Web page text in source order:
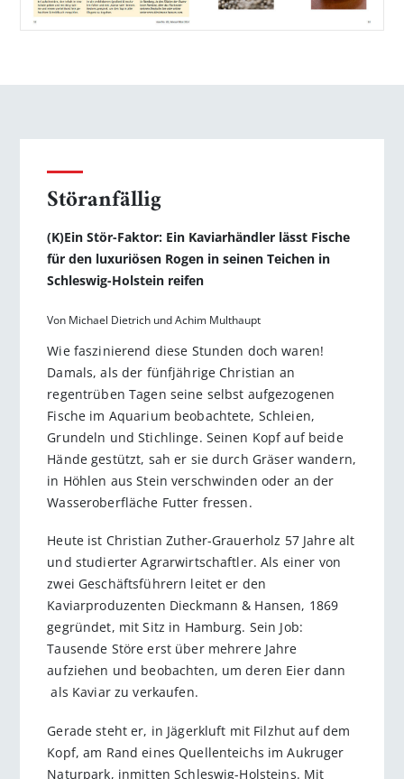
Störanfällig
(K)Ein Stör-Faktor: Ein Kaviarhändler lässt Fische
für den luxuriö­sen Rogen in seinen Teichen in
Schleswig-Holstein reifen
Von Michael Dietrich und Achim Multhaupt
Wie faszinierend diese Stunden doch waren!
Damals, als der fünfjährige Christian an
regentrüben Tagen seine selbst aufgezo­genen
Fische im Aquarium beobachtete, Schleien,
Grundeln und Stichlinge. Seinen Kopf auf beide
Hände gestützt, sah er sie durch Gräser wandern,
in Höhlen aus Stein verschwinden oder an der
Wasseroberfläche Futter fressen.
Heute ist Christian Zuther-Grauerholz 57 Jahre alt
und studierter Agrarwirtschaftler. Als einer von
zwei Geschäftsführern leitet er den
Kaviarproduzenten Dieckmann & Hansen, 1869
gegründet, mit Sitz in Hamburg. Sein Job:
Tausende Störe erst über mehrere Jahre
aufziehen und beobachten, um deren Eier dann
als Kaviar zu verkaufen.
Gerade steht er, in Jägerkluft mit Filzhut auf dem
Kopf, am Rand eines Quellenteichs im Aukruger
Naturpark, inmitten Schleswig-Holsteins. Mit